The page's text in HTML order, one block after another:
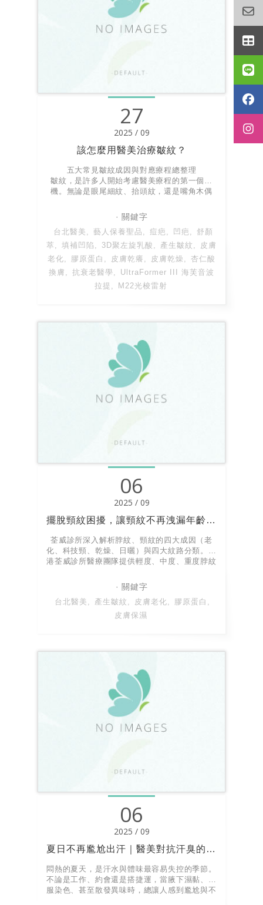
27
2025 / 09
該怎麼用醫美治療皺紋？
五大常見皺紋成因與對應療程總整理
皺紋，是許多人開始考慮醫美療程的第一個動
機。無論是眼尾細紋、抬頭紋，還是嘴角木偶
台北醫美 藝人保養聖品 痘疤 凹疤
舒顏
萃
填補凹陷 3D聚左旋乳酸 產生皺紋
皮膚
老化
膠原蛋白 皮膚乾癢 皮膚乾燥
杏仁酸
換膚
抗衰老醫學
UltraFormer III 海芙音波
拉提
M22光梭雷射
06
2025 / 09
擺脫頸紋困擾，讓頸紋不再洩漏年齡祕密
荃威診所深入解析脖紋、頸紋的四大成因（老
化、科技頸、乾燥、日曬）與四大紋路分類。南
港荃威診所醫療團隊提供輕度、中度、重度脖紋
波拉提與複合式微整回春療程。
台北醫美 產生皺紋 皮膚老化
膠原蛋白
皮膚保濕
06
2025 / 09
夏日不再尷尬出汗｜醫美對抗汗臭的三種方式
悶熱的夏天，是汗水與體味最容易失控的季節。
不論是工作、約會還是搭捷運，當腋下濕黏、衣
服染色、甚至散發異味時，總讓人感到尷尬與不